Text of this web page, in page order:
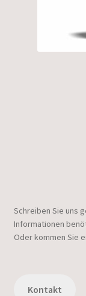
Schreiben Sie uns
Informationen
Oder kommen Sie
Kontakt